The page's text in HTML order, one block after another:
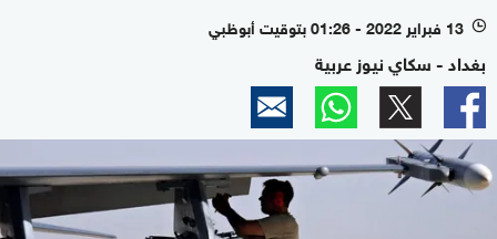
l 13 فبراير 2022 - 01:26 بتوقيت أبوظبي
بغداد - سكاي نيوز عربية